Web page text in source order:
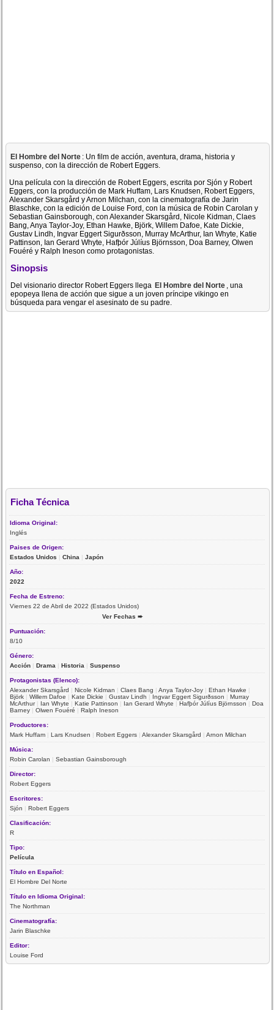
El Hombre del Norte : Un film de acción, aventura, drama, historia y
suspenso, con la dirección de Robert Eggers.
Una película con la dirección de Robert Eggers, escrita por Sjón y Robert
Eggers, con la producción de Mark Huffam, Lars Knudsen, Robert Eggers,
Alexander Skarsgård y Arnon Milchan, con la cinematografía de Jarin
Blaschke, con la edición de Louise Ford, con la música de Robin Carolan y
Sebastian Gainsborough, con Alexander Skarsgård, Nicole Kidman, Claes
Bang, Anya Taylor-Joy, Ethan Hawke, Björk, Willem Dafoe, Kate Dickie,
Gustav Lindh, Ingvar Eggert Sigurðsson, Murray McArthur, Ian Whyte, Katie
Pattinson, Ian Gerard Whyte, Hafþór Júlíus Björnsson, Doa Barney, Olwen
Fouéré y Ralph Ineson como protagonistas.
Sinopsis
Del visionario director Robert Eggers llega El Hombre del Norte , una
epopeya llena de acción que sigue a un joven príncipe vikingo en
búsqueda para vengar el asesinato de su padre.
Ficha Técnica
Idioma Original:
Inglés
Paises de Origen:
Estados Unidos |China |Japón
Año:
2022
Fecha de Estreno:
Viernes 22 de Abril de 2022 (Estados Unidos)
Ver Fechas ➨
Puntuación:
8/10
Género:
Acción |Drama |Historia |Suspenso
Protagonistas (Elenco):
Alexander Skarsgård |Nicole Kidman |Claes Bang |Anya Taylor-Joy |Ethan Hawke |
Björk |Willem Dafoe |Kate Dickie |Gustav Lindh | Ingvar Eggert Sigurðsson |Murray
McArthur| Ian Whyte |Katie Pattinson | Ian Gerard Whyte |Hafþór Júlíus Björnsson |Doa
Barney |Olwen Fouéré |Ralph Ineson
Productores:
Mark Huffam |Lars Knudsen |Robert Eggers |Alexander Skarsgård |Arnon Milchan
Música:
Robin Carolan |Sebastian Gainsborough
Director:
Robert Eggers
Escritores:
Sjón |Robert Eggers
Clasificación:
R
Tipo:
Película
Título en Español:
El Hombre Del Norte
Título en Idioma Original:
The Northman
Cinematografía:
Jarin Blaschke
Editor:
Louise Ford